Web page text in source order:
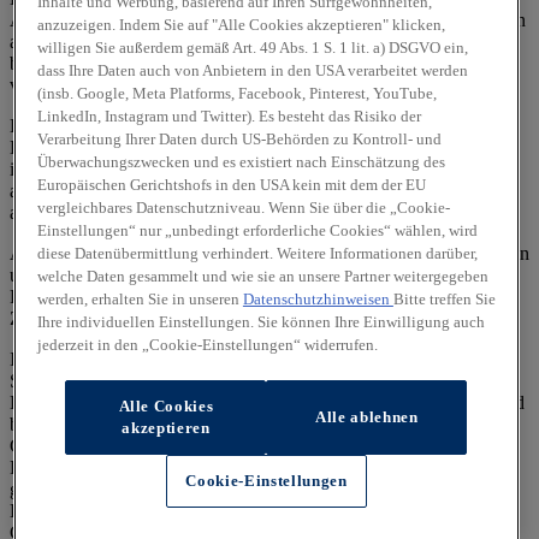
Ausnutzung des Kraftstoffs durch das Fahrzeug ab, sondern werden
auch vom Fahrverhalten und anderen nichttechnischen Faktoren
beeinflusst. CO₂ ist das für die Erderwärmung hauptsächlich
verantwortliche Treibhausgas.
Ein Leitfaden über den Kraftstoffverbrauch und die CO₂-
Emissionen aller in Deutschland angebotenen neuen Pkw-Modelle
ist unentgeltlich einsehbar an jedem Verkaufsort, an dem Pkw
ausgestellt oder angeboten werden. Der Leitfaden ist auch
abrufbar.
Alle Angaben und Abbildungen sind als unverbindlich zu betrachten
und stellen eine annähernde Beschreibung dar.
Fahrzeugabbildungen enthalten z. T. aufpreispflichtige
Zusatzausstattungen.
Im Hinblick auf Gebrauchtwagen entsprechen Sonder- und
Serienausstattung, die technischen Daten sowie Verbrauchs- und
Emissionswerte dem Stand eines entsprechenden Neufahrzeugs und
berücksichtigen keine etwaigen zwischenzeitlichen Änderungen.
Gebrauchtfahrzeuge weisen regelmäßig eine geringere elektrische
Reichweite auf als entsprechende Neufahrzeuge. Dies kann bei
gebrauchten Hybridfahrzeugen zu einem erhöhten
Kraftstoffverbrauch und einem damit einhergehenden erhöhten
CO₂-Ausstoß führen.
anzuzeigen. Indem Sie auf "Alle Cookies akzeptieren" klicken,
willigen Sie außerdem gemäß Art. 49 Abs. 1 S. 1 lit. a) DSGVO ein,
dass Ihre Daten auch von Anbietern in den USA verarbeitet werden
(insb. Google, Meta Platforms, Facebook, Pinterest, YouTube,
LinkedIn, Instagram und Twitter). Es besteht das Risiko der
Verarbeitung Ihrer Daten durch US-Behörden zu Kontroll- und
Überwachungszwecken und es existiert nach Einschätzung des
Europäischen Gerichtshofs in den USA kein mit dem der EU
vergleichbares Datenschutzniveau. Wenn Sie über die „Cookie-
Einstellungen“ nur „unbedingt erforderliche Cookies“ wählen, wird
diese Datenübermittlung verhindert. Weitere Informationen darüber,
welche Daten gesammelt und wie sie an unsere Partner weitergegeben
werden, erhalten Sie in unseren Datenschutzhinweisen Bitte treffen Sie
Ihre individuellen Einstellungen. Sie können Ihre Einwilligung auch
jederzeit in den „Cookie-Einstellungen“ widerrufen.
Alle Cookies
akzeptieren
Alle ablehnen
Cookie-Einstellungen